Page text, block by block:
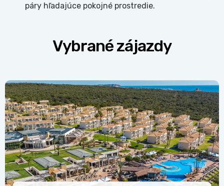
páry hľadajúce pokojné prostredie.
Vybrané zájazdy